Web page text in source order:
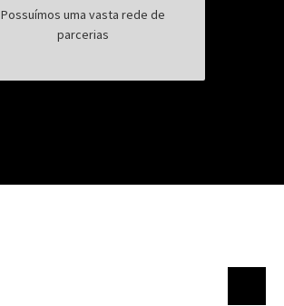
Possuímos uma vasta rede de
parcerias